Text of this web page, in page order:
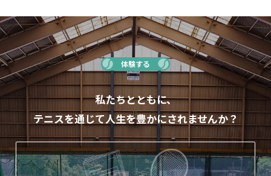
体験する
私たちとともに、
テニスを通じて人生を豊かにされませんか？